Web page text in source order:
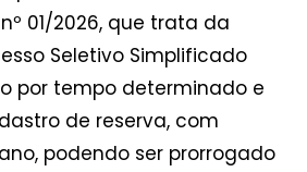
01/2026, que trata da
Seletivo Simplificado
por tempo determinado e
de reserva, com
podendo ser prorrogado